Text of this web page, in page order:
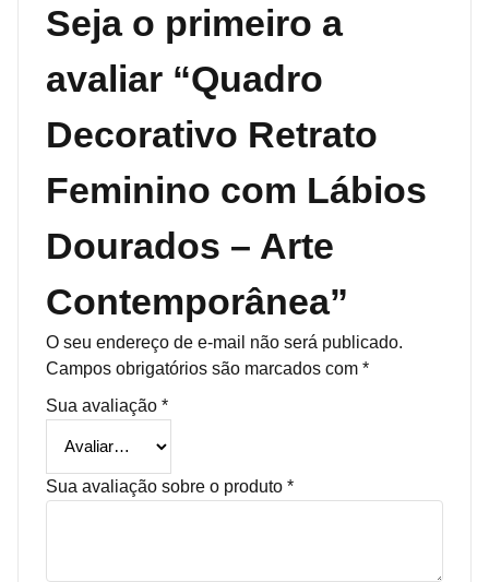
Seja o primeiro a
avaliar “Quadro
Decorativo Retrato
Feminino com Lábios
Dourados – Arte
Contemporânea”
O seu endereço de e-mail não será publicado.
Campos obrigatórios são marcados com *
Sua avaliação *
Sua avaliação sobre o produto *